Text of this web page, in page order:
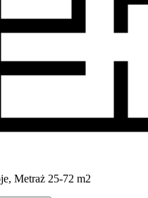
Metraż 25-72 m2